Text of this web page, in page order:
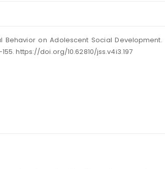
Behavior on Adolescent Social Development.
https://doi.org/10.62810/jss.v4i3.197